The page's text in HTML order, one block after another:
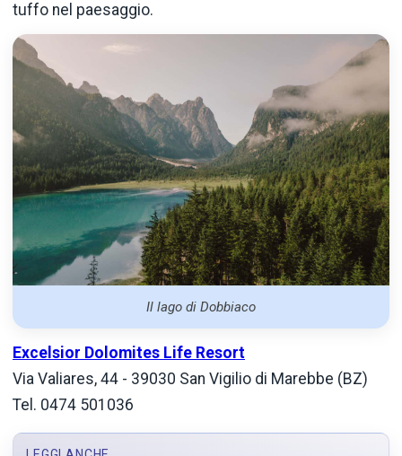
tuffo nel paesaggio.
Il lago di Dobbiaco
Excelsior Dolomites Life Resort
Via Valiares, 44 - 39030 San Vigilio di Marebbe (BZ)
Tel. 0474 501036